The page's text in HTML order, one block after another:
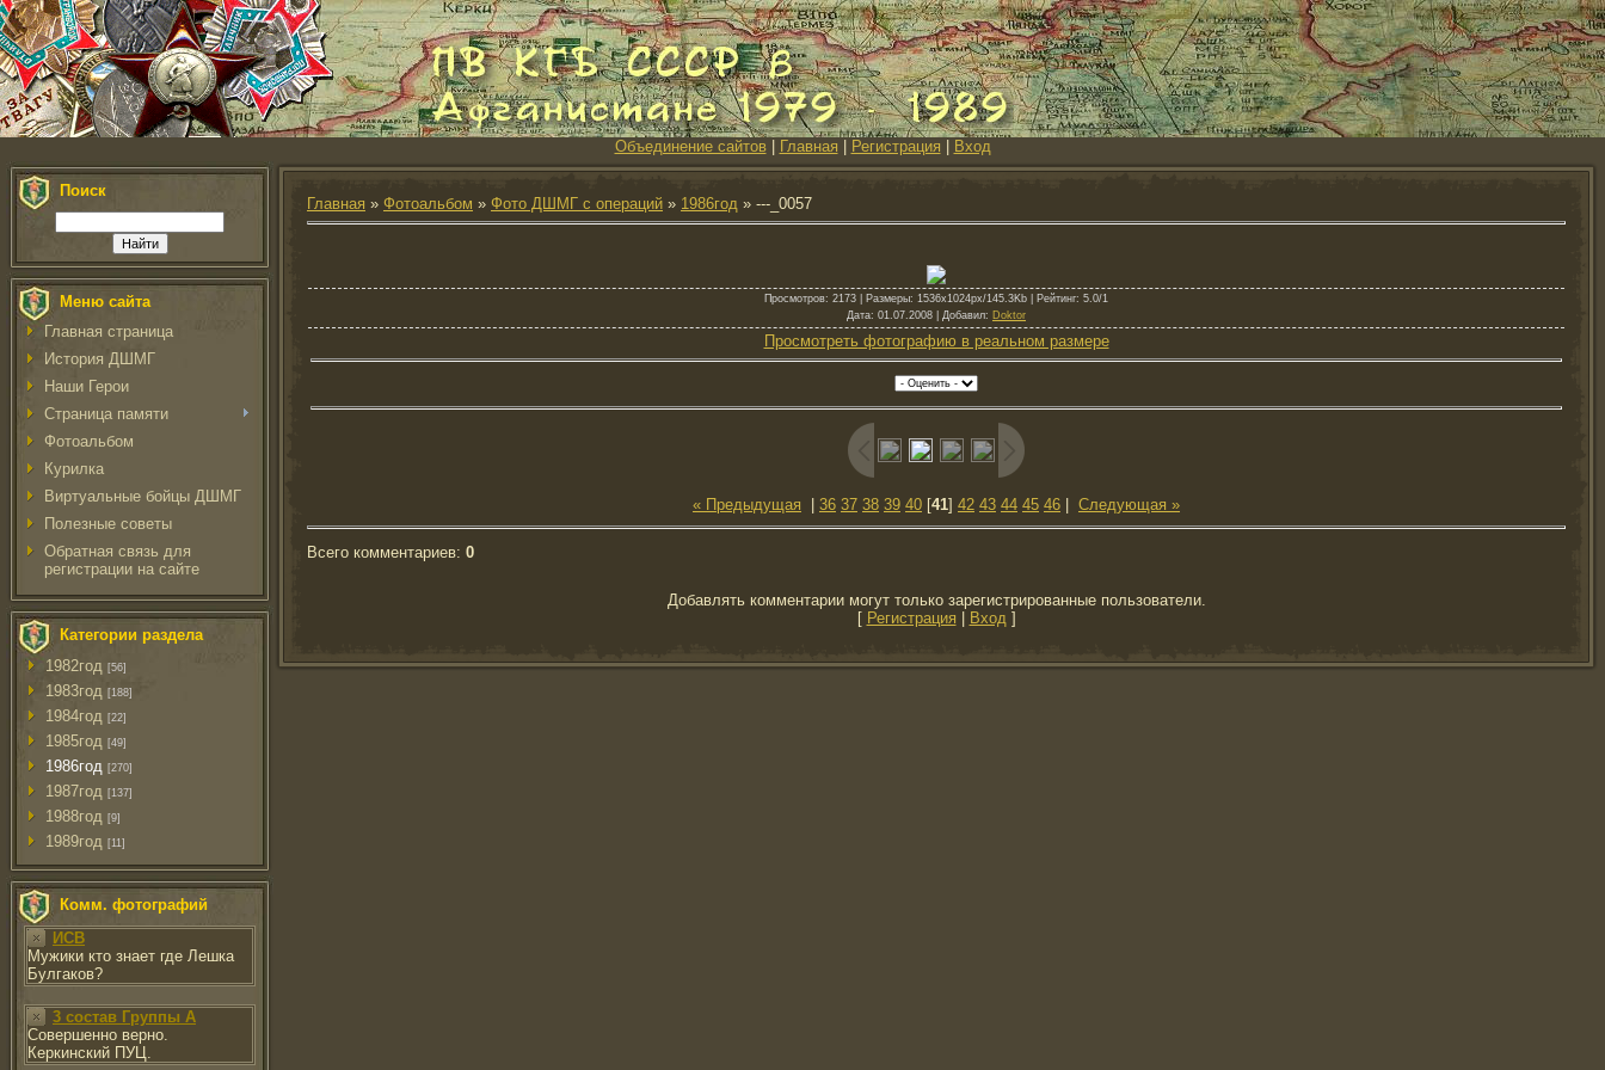
Объединение сайтов| Главная Регистрация Вход
Поиск
Меню сайта
Главная страница
История ДШМГ
Наши Герои
Страница памяти
Фотоальбом
Курилка
Виртуальные бойцы ДШМГ
Полезные советы
Обратная связь для
регистрации на сайте
Категории раздела
1982год [56]
1983год [188]
1984год [22]
1985год [49]
1986год [270]
1987год [137]
1988год [9]
1989год [11]
Комм. фотографий
ИСВ
Мужики кто знает где Лешка
Булгаков?
3 состав Группы А
Совершенно верно.
Керкинский ПУЦ.
Главная » Фотоальбом » Фото ДШМГ с операций » 1986год » ---_0057
Просмотров: 2173 | Размеры: 1536x1024px/145.3Kb | Рейтинг: 5.0/1
Дата: 01.07.2008 | Добавил: Doktor
Просмотреть фотографию в реальном размере
« Предыдущая 36 37 38 39 40 [41] 42 43 44 45 46 Следующая »
Всего комментариев: 0
Добавлять комментарии могут только зарегистрированные пользователи.
[ Регистрация | Вход ]